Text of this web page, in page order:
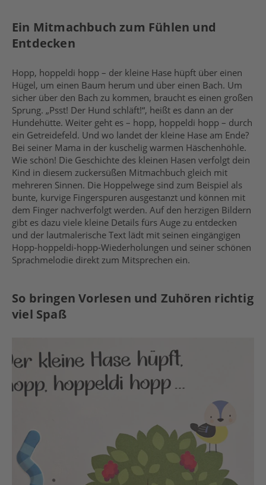
Ein Mitmachbuch zum Fühlen und
Entdecken
Hopp, hoppeldi hopp – der kleine Hase hüpft über einen
Hügel, um einen Baum herum und über einen Bach. Um
sicher über den Bach zu kommen, braucht es einen großen
Sprung. „Psst! Der Hund schläft!“, heißt es dann an der
Hundehütte. Weiter geht es – hopp, hoppeldi hopp – durch
ein Getreidefeld. Und wo landet der kleine Hase am Ende?
Bei seiner Mama in der kuschelig warmen Häschenhöhle.
Wie schön! Die Geschichte des kleinen Hasen verfolgt dein
Kind in diesem zuckersüßen Mitmachbuch gleich mit
mehreren Sinnen. Die Hoppelwege sind zum Beispiel als
bunte, kurvige Fingerspuren ausgestanzt und können mit
dem Finger nachverfolgt werden. Auf den herzigen Bildern
gibt es dazu viele kleine Details fürs Auge zu entdecken
und der lautmalerische Text lädt mit seinen eingängigen
Hopp-hoppeldi-hopp-Wiederholungen und seiner schönen
Sprachmelodie direkt zum Mitsprechen ein.
So bringen Vorlesen und Zuhören richtig
viel Spaß